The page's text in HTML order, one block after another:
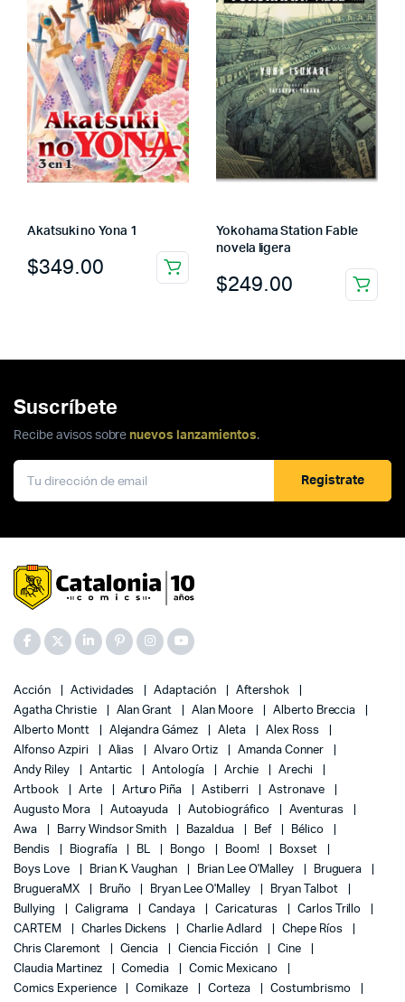
Akatsuki no Yona 1
$349.00
Yokohama Station Fable
novela ligera
$249.00
Suscríbete
Recibe avisos sobre nuevos lanzamientos.
Registrate
Acción Actividades Adaptación
Aftershok
Agatha Christie
Alan Grant Alan Moore
Alberto Breccia
Alberto Montt
Alejandra Gámez Aleta
Alex Ross
Alfonso Azpiri
Alias Alvaro Ortiz
Amanda Conner
Andy Riley
Antartic Antología Archie
Arechi
Artbook
Arte Arturo Piña Astiberri
Astronave
Augusto Mora
Autoayuda Autobiográfico
Aventuras
Awa
Barry Windsor Smith Bazaldua Bef
Bélico
Bendis
Biografía BL Bongo Boom!
Boxset
Boys Love
Brian K. Vaughan Brian Lee O'Malley
Bruguera
BrugueraMX
Bruño Bryan Lee O'Malley
Bryan Talbot
Bullying
Caligrama Candaya Caricaturas
Carlos Trillo
CARTEM
Charles Dickens Charlie Adlard
Chepe Ríos
Chris Claremont
Ciencia Ciencia Ficción
Cine
Claudia Martinez
Comedia
Comic Mexicano
Comics Experience
Comikaze Corteza
Costumbrismo